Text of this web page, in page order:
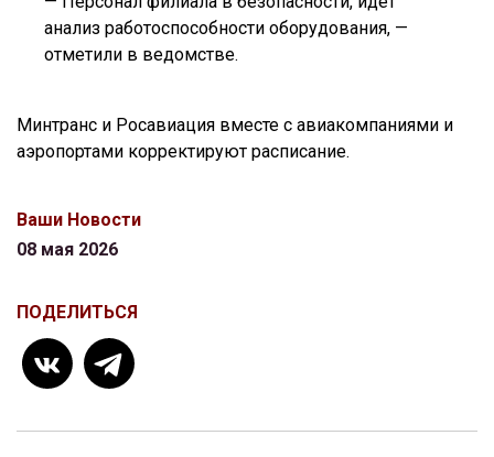
анализ работоспособности оборудования, —
отметили в ведомстве.
Минтранс и Росавиация вместе с авиакомпаниями и
аэропортами корректируют расписание.
Ваши Новости
08 мая 2026
ПОДЕЛИТЬСЯ